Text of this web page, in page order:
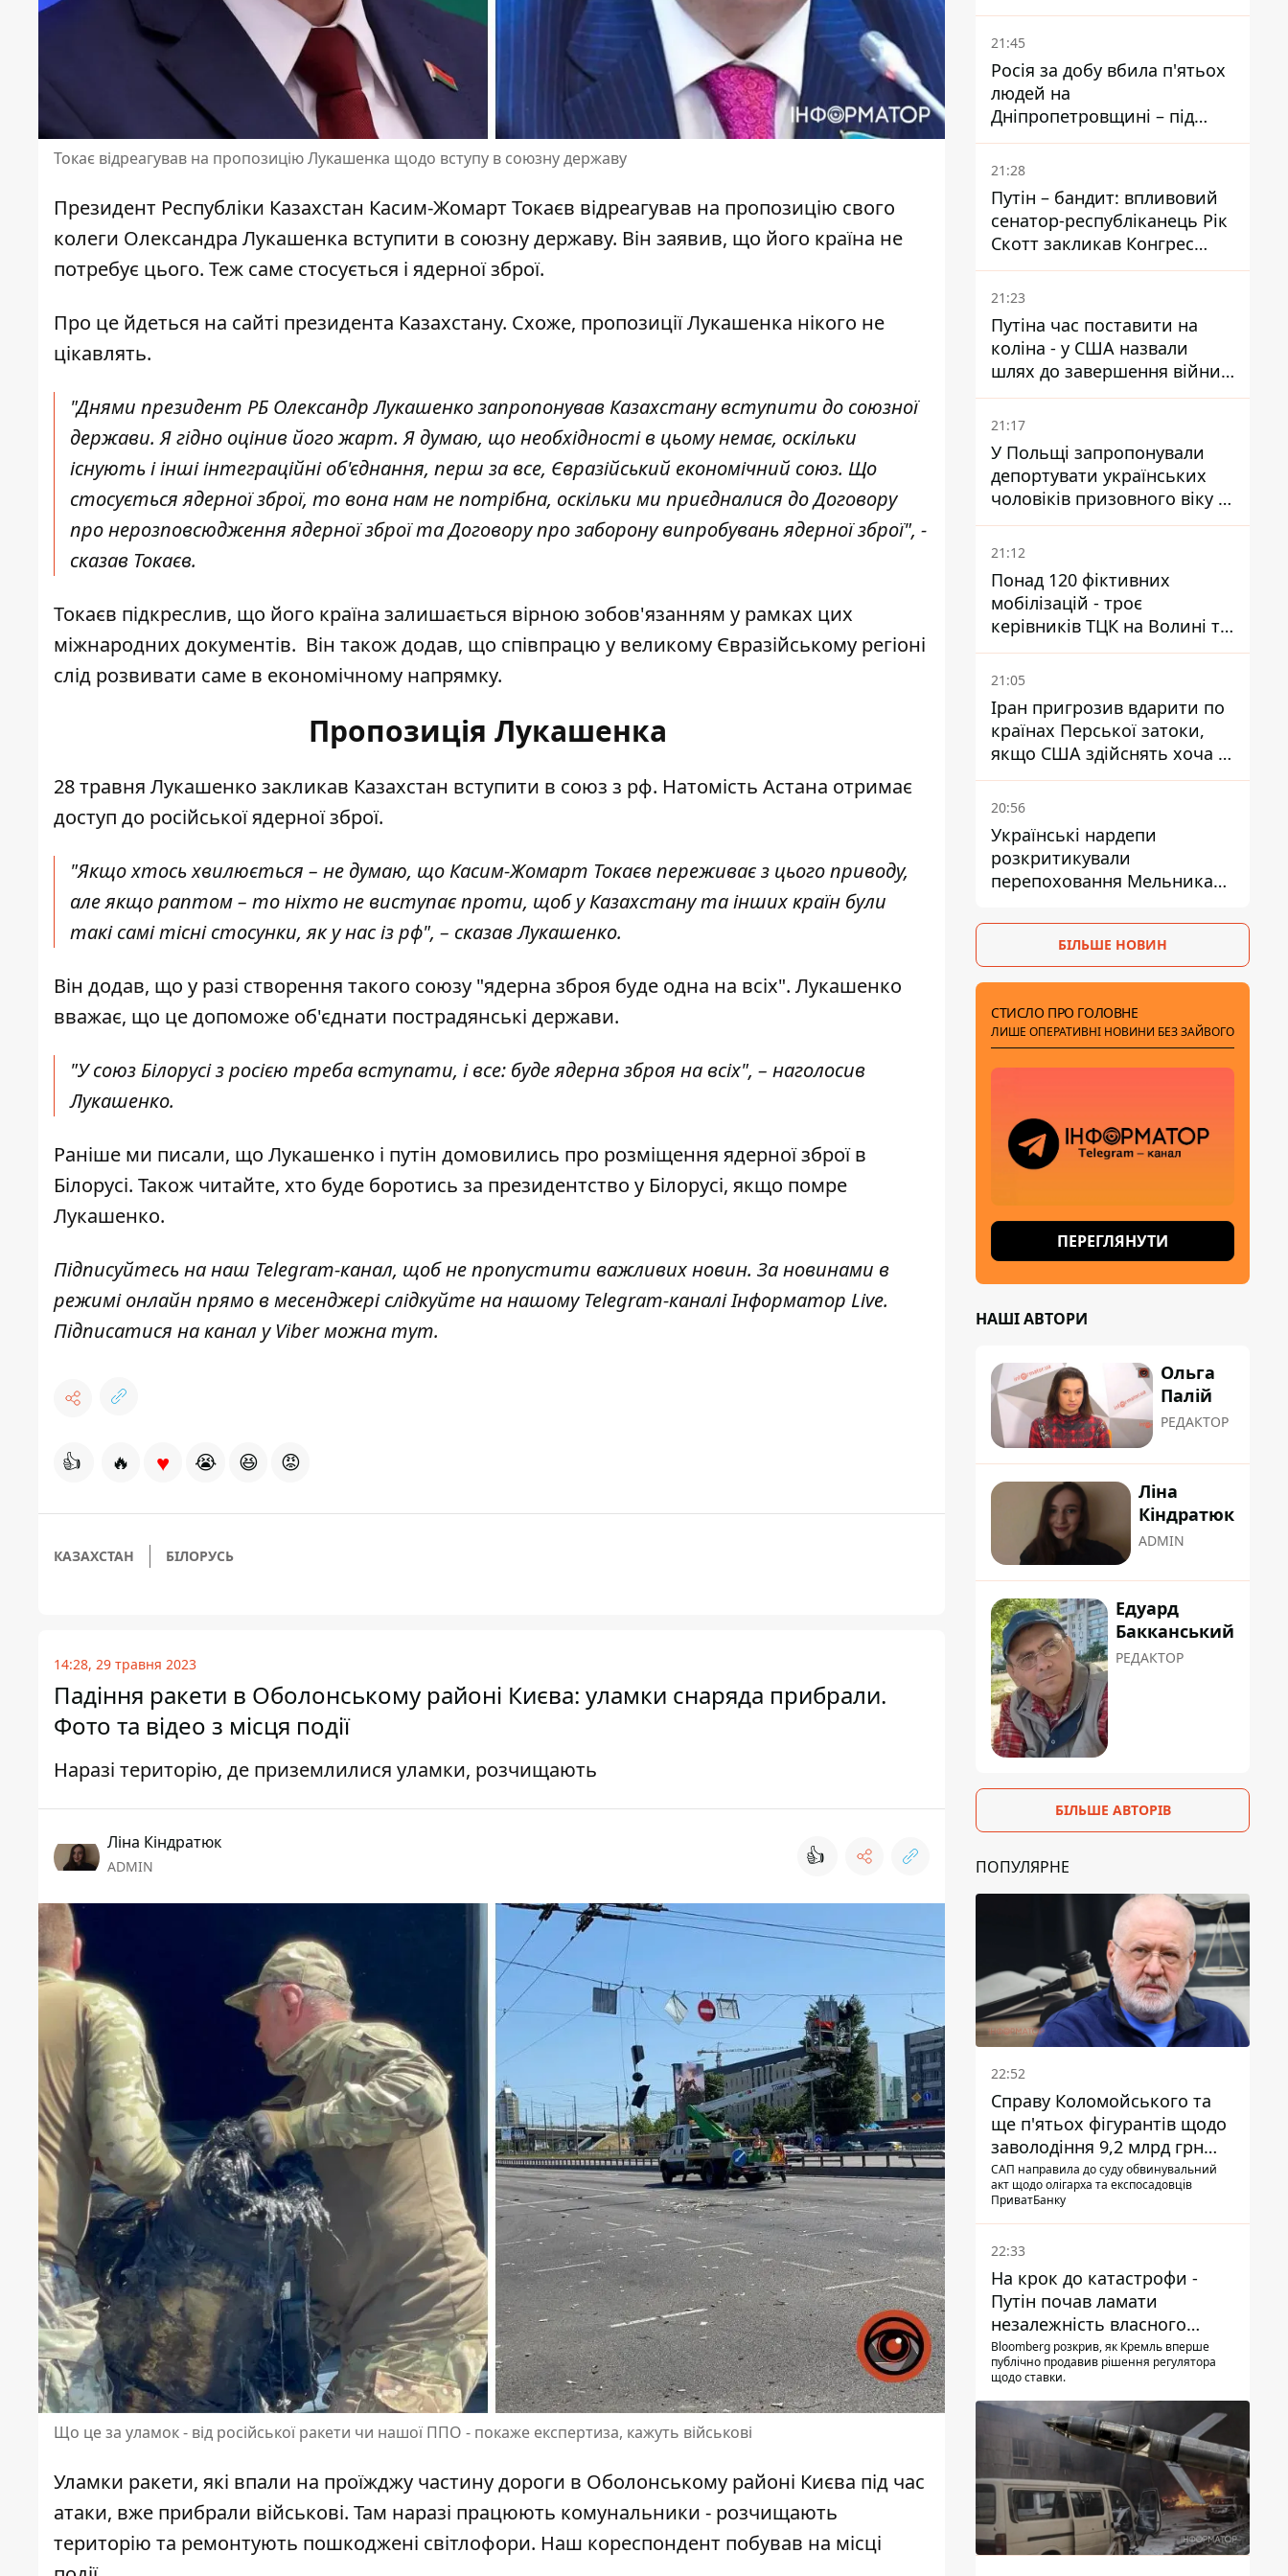
Токає відреагував на пропозицію Лукашенка щодо вступу в союзну державу
Президент Республіки Казахстан Касим-Жомарт Токаєв відреагував на пропозицію свого
колеги Олександра Лукашенка вступити в союзну державу. Він заявив, що його країна не
потребує цього. Теж саме стосується і ядерної зброї.
Про це йдеться на сайті президента Казахстану. Схоже, пропозиції Лукашенка нікого не
цікавлять.
"Днями президент РБ Олександр Лукашенко запропонував Казахстану вступити до союзної
держави. Я гідно оцінив його жарт. Я думаю, що необхідності в цьому немає, оскільки
існують і інші інтеграційні об'єднання, перш за все, Євразійський економічний союз. Що
стосується ядерної зброї, то вона нам не потрібна, оскільки ми приєдналися до Договору
про нерозповсюдження ядерної зброї та Договору про заборону випробувань ядерної зброї", -
сказав Токаєв.
Токаєв підкреслив, що його країна залишається вірною зобов'язанням у рамках цих
міжнародних документів. Він також додав, що співпрацю у великому Євразійському регіоні
слід розвивати саме в економічному напрямку.
Пропозиція Лукашенка
28 травня Лукашенко закликав Казахстан вступити в союз з рф. Натомість Астана отримає
доступ до російської ядерної зброї.
"Якщо хтось хвилюється – не думаю, що Касим-Жомарт Токаєв переживає з цього приводу,
але якщо раптом – то ніхто не виступає проти, щоб у Казахстану та інших країн були
такі самітісні стосунки, як у нас із рф", – сказав Лукашенко.
Він додав, що у разі створення такого союзу "ядерна зброя буде одна на всіх". Лукашенко
вважає, що це допоможе об'єднати пострадянські держави.
"У союз Білорусі з росією треба вступати, і все: буде ядерназброя на всіх", – наголосив
Лукашенко.
Раніше ми писали, що Лукашенко і путін домовились про розміщення ядерної зброїв
Білорусі. Також читайте, хто буде боротись за президентство у Білорусі, якщо помре
Лукашенко.
Підписуйтесь на наш Telegram-канал, щоб не пропустити важливих новин. За новинами в
режимі онлайн прямо в месенджері слідкуйте на нашому Telegram-каналіІнформатор Live.
Підписатися на канал у Viber можнатут.
👍 🔥 ♥ 😭 😆 😡
КАЗАХСТАН БІЛОРУСЬ
14:28, 29 травня 2023
Падіння ракети в Оболонському районі Києва: уламки снаряда прибрали.
Фото та відео з місця події
Наразі територію, де приземлилися уламки, розчищають
Ліна Кіндратюк
ADMIN 👍
Що це за уламок - від російської ракети чи нашої ППО - покаже експертиза, кажуть військові
Уламки ракети, які впали на проїжджу частину дороги в Оболонському районі Києва під час
атаки, вже прибрали військові. Там наразі працюють комунальники - розчищають
територію та ремонтують пошкоджені світлофори. Наш кореспондент побував на місці
біль – він очолив народне
голосування
21:45
Росія за добу вбила п'ятьох
людей на
Дніпропетровщині – під
ударами опинилися п'ять
районів області
21:28
Путін – бандит: впливовий
сенатор-республіканець Рік
Скотт закликав Конгрес
притягнути РФ до
відповідальності за війну в
Україні
21:23
Путіна час поставити на
коліна - у США назвали
шлях до завершення війни -
National Security Journal
21:17
У Польщі запропонували
депортувати українських
чоловіків призовного віку -
кого це може торкнутися
21:12
Понад 120 фіктивних
мобілізацій - троє
керівників ТЦК на Волині та
Буковині отримали підозри
за фейкові звіти
21:05
Іран пригрозив вдарити по
країнах Перської затоки,
якщо США здійснять хоча б
одну атаку - Reuters
20:56
Українські нардепи
розкритикували
перепоховання Мельника
ізоляції
БІЛЬШЕ НОВИН
СТИСЛО ПРО ГОЛОВНЕ
ЛИШЕ ОПЕРАТИВНІ НОВИНИ БЕЗ ЗАЙВОГО
ПЕРЕГЛЯНУТИ
НАШІ АВТОРИ
Ольга
Палій
РЕДАКТОР
Ліна
Кіндратюк
ADMIN
Едуард
Бакканський
РЕДАКТОР
БІЛЬШЕ АВТОРІВ
ПОПУЛЯРНЕ
22:52
Справу Коломойського та
ще п'ятьох фігурантів щодо
заволодіння 9,2 млрд грн
ПриватБанку скерували до
суду
САП направила до суду обвинувальний
акт щодо олігарха та експосадовців
ПриватБанку
22:33
На крок до катастрофи -
Путін почав ламати
незалежність власного
Центробанку, змусивши
знизити базову ставку
Bloomberg розкрив, як Кремль вперше
публічно продавив рішення регулятора
щодо ставки.